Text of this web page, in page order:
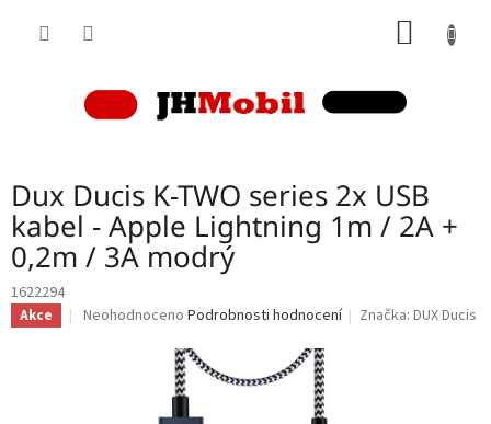
Dux Ducis K-TWO series 2x USB
kabel - Apple Lightning 1m / 2A +
0,2m / 3A modrý
1622294
Akce
Průměrné
Neohodnoceno Podrobnosti hodnocení Značka:DUX Ducis